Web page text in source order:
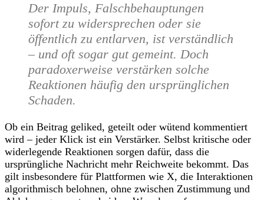
Der Impuls, Falschbehauptungen
sofort zu widersprechen oder sie
öffentlich zu entlarven, ist verständlich
– und oft sogar gut gemeint. Doch
paradoxerweise verstärken solche
Reaktionen häufig den ursprünglichen
Schaden.
Ob ein Beitrag geliked, geteilt oder wütend kommentiert
wird – jeder Klick ist ein Verstärker. Selbst kritische oder
widerlegende Reaktionen sorgen dafür, dass die
ursprüngliche Nachricht mehr Reichweite bekommt. Das
gilt insbesondere für Plattformen wie X, die Interaktionen
algorithmisch belohnen, ohne zwischen Zustimmung und